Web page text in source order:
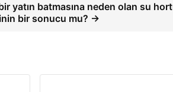
yatın batmasına neden olan su
bir sonucu mu? →